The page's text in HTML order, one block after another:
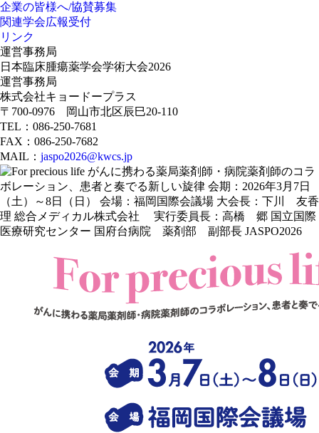
企業の皆様へ/協賛募集
関連学会広報受付
リンク
運営事務局
日本臨床腫瘍薬学会学術大会2026
運営事務局
株式会社キョードープラス
〒700-0976 岡山市北区辰巳20-110
TEL：086-250-7681
FAX：086-250-7682
MAIL： jaspo2026@kwcs.jp